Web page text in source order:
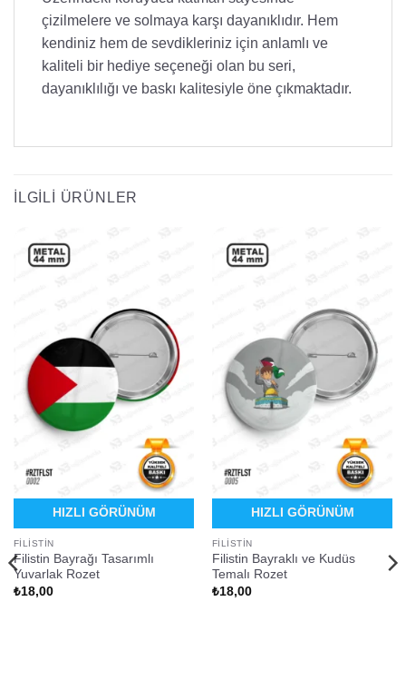
çizilmelere ve solmaya karşı dayanıklıdır. Hem
kendiniz hem de sevdikleriniz için anlamlı ve
kaliteli bir hediye seçeneği olan bu seri,
dayanıklılığı ve baskı kalitesiyle öne çıkmaktadır.
İLGILI ÜRÜNLER
HIZLI GÖRÜNÜM
FILISTIN
Filistin Bayrağı Tasarımlı
Yuvarlak Rozet
₺18,00
HIZLI GÖRÜNÜM
FILISTIN
Filistin Bayraklı ve Kudüs
Temalı Rozet
₺18,00